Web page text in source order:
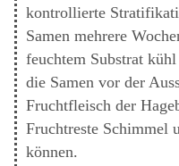
kontrollierte
Samen mehrere
feuchtem Substrat
die Samen vor der
Fruchtfleisch der
Fruchtreste Schimmel
können.